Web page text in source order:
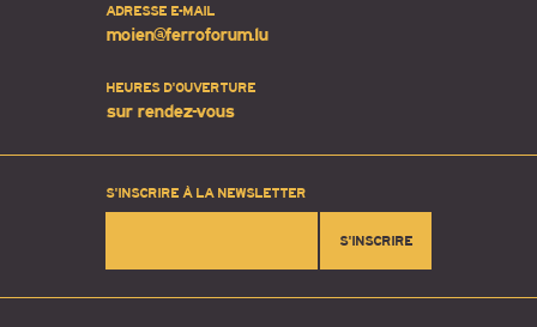
ADRESSE E-MAIL
moien@ferroforum.lu
HEURES D'OUVERTURE
sur rendez-vous
S'INSCRIRE À LA NEWSLETTER
S'INSCRIRE